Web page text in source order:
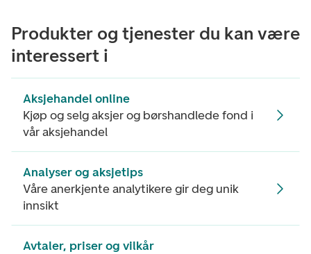
Produkter og tjenester du kan være
interessert i
Aksjehandel online
Kjøp og selg aksjer og børshandlede fond i
vår aksjehandel
Analyser og aksjetips
Våre anerkjente analytikere gir deg unik
innsikt
Avtaler, priser og vilkår